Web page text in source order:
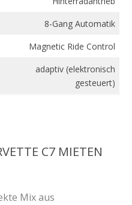
8-Gang Automatik
Magnetic Ride Control
adaptiv (elektronisch
gesteuert)
C7 MIETEN
Mix aus